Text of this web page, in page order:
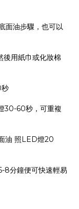
面油步驟，也可以
後用紙巾或化妝棉
30-60秒，可重複
油 照LED燈20
分鐘便可快速輕易